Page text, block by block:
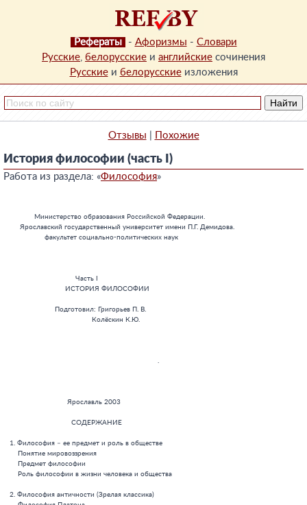
Рефераты - Афоризмы - Словари
Русские, белорусские и английские сочинения
Русскиеи белорусскиеизложения
Отзывы Похожие
История философии (часть I)
Работа из раздела: «Философия»